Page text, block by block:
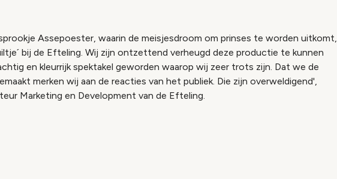
Assepoester, waarin de meisjesdroom om prinses te worden uitkomt,
bij de Efteling. Wij zijn ontzettend verheugd deze productie te kunnen
en kleurrijk spektakel geworden waarop wij zeer trots zijn. Dat we de
merken wij aan de reacties van het publiek. Die zijn overweldigend',
Marketing en Development van de Efteling.